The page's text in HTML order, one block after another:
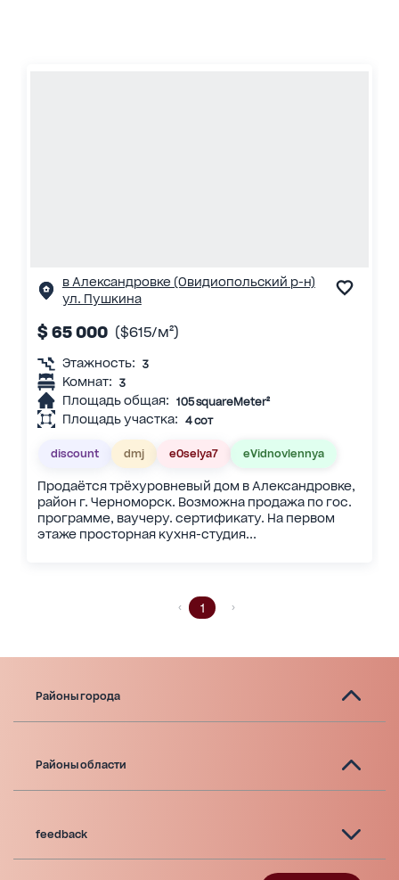
в Александровке (Овидиопольский р-н)
ул. Пушкина
$ 65 000 ($615/м²)
Этажность: 3
Комнат: 3
Площадь общая: 105 squareMeter²
Площадь участка: 4 сот
discount dmj eOselya7 eVidnovlennya
Продаётся трёхуровневый дом в Александровке,
район г. Черноморск. Возможна продажа по гос.
программе, ваучеру. сертификату. На первом
этаже просторная кухня-студия...
1
Районы города
Районы области
feedback